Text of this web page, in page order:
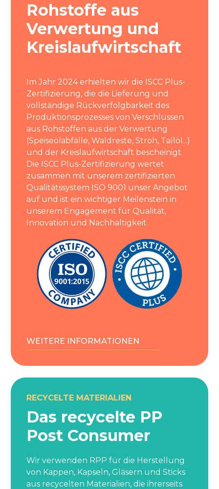
Rohstoffe aus
Verwertung und
Kreislaufwirtschaft
Im Jahr 2024 erhielten wir die ISCC Plus-
Zertifizierung, die die Lieferung und
vollständige Rückverfolgbarkeit des
Produktionsprozesses von Verschlüssen
aus Rohstoffen aus der Verwertung
(Speiseölabfälle, Waldreste, Stroh, Tallöl...)
und der Kreislaufwirtschaft bescheinigt.
Die ISCC Plus-Zertifizierung wertet
zusammen mit unserem zertifizierten
Qualitätssystem ISO 9001 unser Angebot
auf und ist ein wichtiger Meilenstein in
unserem Engagement für Qualität,
Innovation und Nachhaltigkeit.
WEITERE INFORMATIONEN
RECYCELTE MATERIALIEN
Das recycelte PP
Post Consumer
Wir verwenden RPP für die Herstellung
von Kappen, Kapseln, Gläsern und Sticks
aus recycelten Materialien, die ihrerseits